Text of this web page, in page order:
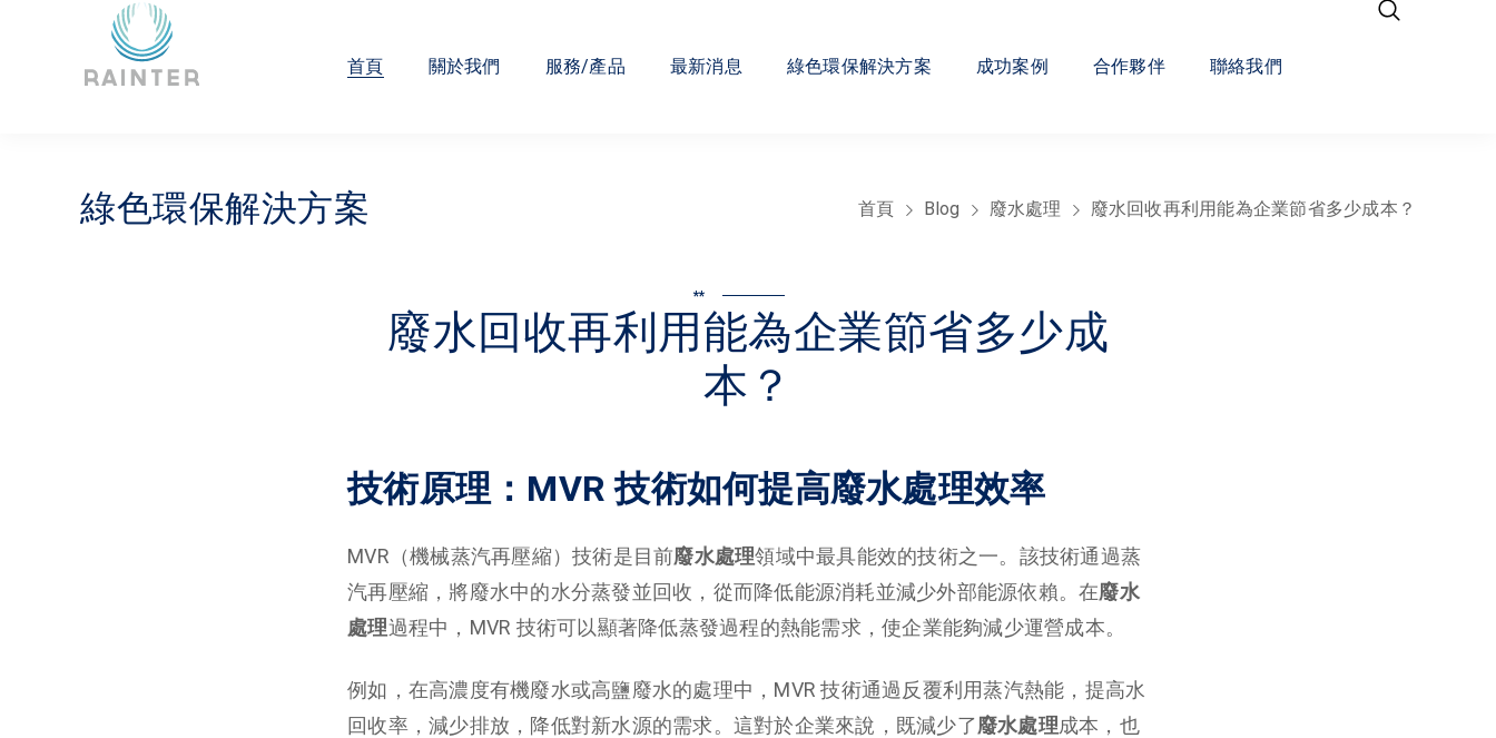
首頁 關於我們 服務/產品 最新消息 綠色環保解決方案 成功案例 合作夥伴 聯絡我們
綠色環保解決方案 首頁 Blog 廢水處理 廢水回收再利用能為企業節省多少成本？
**
廢水回收再利用能為企業節省多少成
本？
技術原理：MVR 技術如何提高廢水處理效率
MVR（機械蒸汽再壓縮）技術是目前廢水處理領域中最具能效的技術之一。該技術通過蒸
汽再壓縮，將廢水中的水分蒸發並回收，從而降低能源消耗並減少外部能源依賴。在廢水
處理過程中，MVR 技術可以顯著降低蒸發過程的熱能需求，使企業能夠減少運營成本。
例如，在高濃度有機廢水或高鹽廢水的處理中，MVR 技術通過反覆利用蒸汽熱能，提高水
回收率，減少排放，降低對新水源的需求。這對於企業來說，既減少了廢水處理成本，也